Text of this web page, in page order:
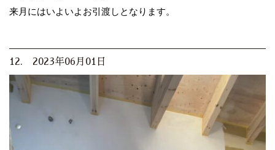
来月にはいよいよお引渡しとなります。
12. 2023年06月01日